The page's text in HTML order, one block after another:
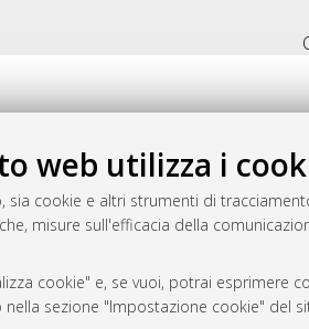
web utilizza i
cookie e altri strumenti di
misure sull'efficacia della
cookie" e, se vuoi, potrai esprimere
sezione "Impostazione cookie" del
AlmaDL